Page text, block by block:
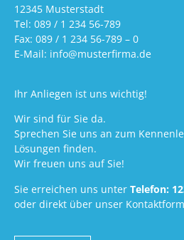
12345 Musterstadt
Tel: 089 / 1 234 56-789
Fax: 089 / 1 234 56-789 – 0
E-Mail: info@musterfirma.de
Ihr Anliegen ist uns wichtig!
Wir sind für Sie da.
Sprechen Sie uns an zum
Lösungen finden.
Wir freuen uns auf Sie!
Sie erreichen uns unter Telefon:
oder direkt über unser